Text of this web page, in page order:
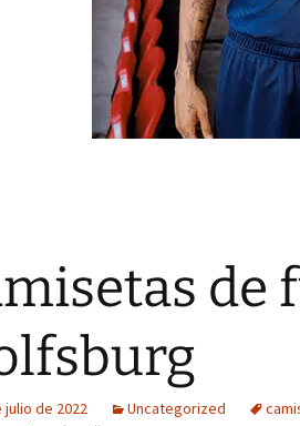
de
julio de 2022 Uncategorized